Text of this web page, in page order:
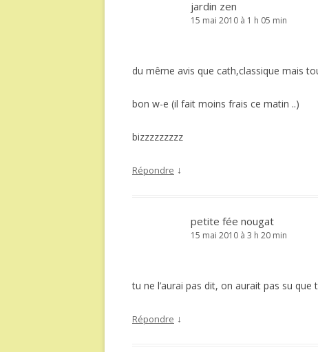
jardin zen
15 mai 2010 à 1 h 05 min
du même avis que cath,classique mais
bon w-e (il fait moins frais ce matin ..)
bizzzzzzzzz
Répondre ↓
petite fée nougat
15 mai 2010 à 3 h 20 min
tu ne l’aurai pas dit, on aurait pas su que
Répondre ↓